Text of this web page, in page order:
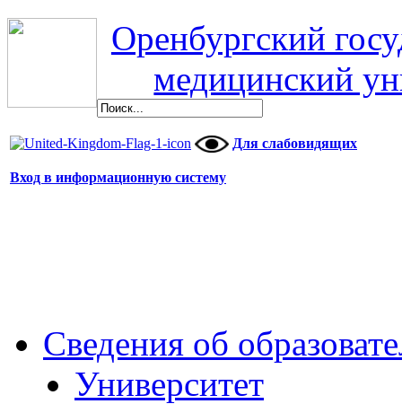
Оренбургский
медицинский
Для слабовидящих
Вход в информационную систему
Сведения об
Университет